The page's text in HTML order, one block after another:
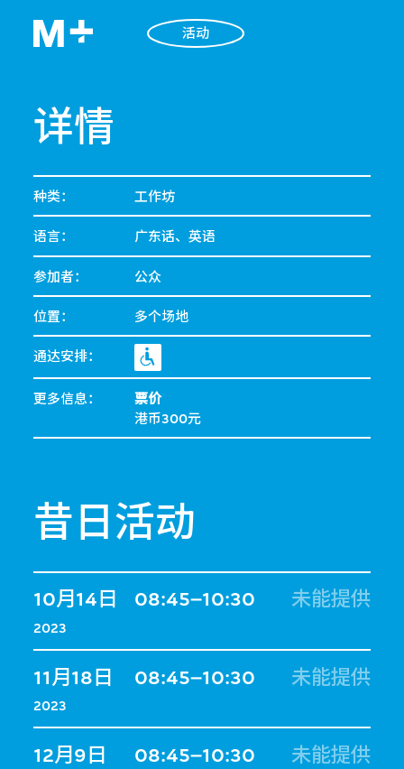
活动
详情
种类： 工作坊
语言： 广东话、英语
参加者： 公众
位置： 多个场地
通达安排：
更多信息： 票价
港币300元
昔日活动
10月14日
2023
08:45–10:30 未能提供
11月18日
2023
08:45–10:30 未能提供
12月9日 08:45–10:30 未能提供